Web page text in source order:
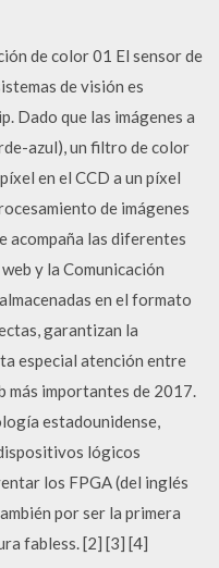
de color 01 El sensor de
de visión es
Dado que las imágenes a
azul), un filtro de color
en el CCD a un píxel
de imágenes
acompaña las diferentes
y la Comunicación
en el formato
garantizan la
especial atención entre
más importantes de 2017.
estadounidense,
lógicos
los FPGA (del inglés
por ser la primera
fabless. [2] [3] [4]